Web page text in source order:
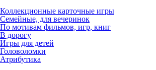
Коллекционные карточные игры
Семейные, для вечеринок
По мотивам фильмов, игр, книг
В дорогу
Игры для детей
Головоломки
Атрибутика